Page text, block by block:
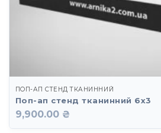
ПОП-АП СТЕНД ТКАНИННИЙ
Поп-ап стенд тканинний 6х3
9,900.00 ₴